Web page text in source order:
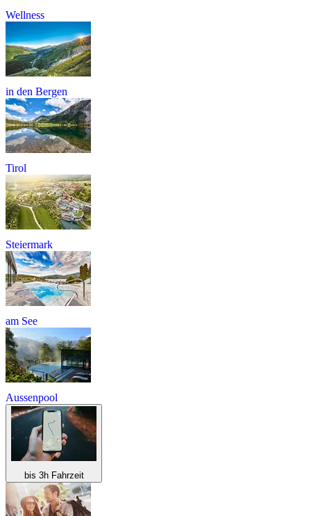
Wellness
in den Bergen
Tirol
Steiermark
am See
Aussenpool
bis 3h Fahrzeit